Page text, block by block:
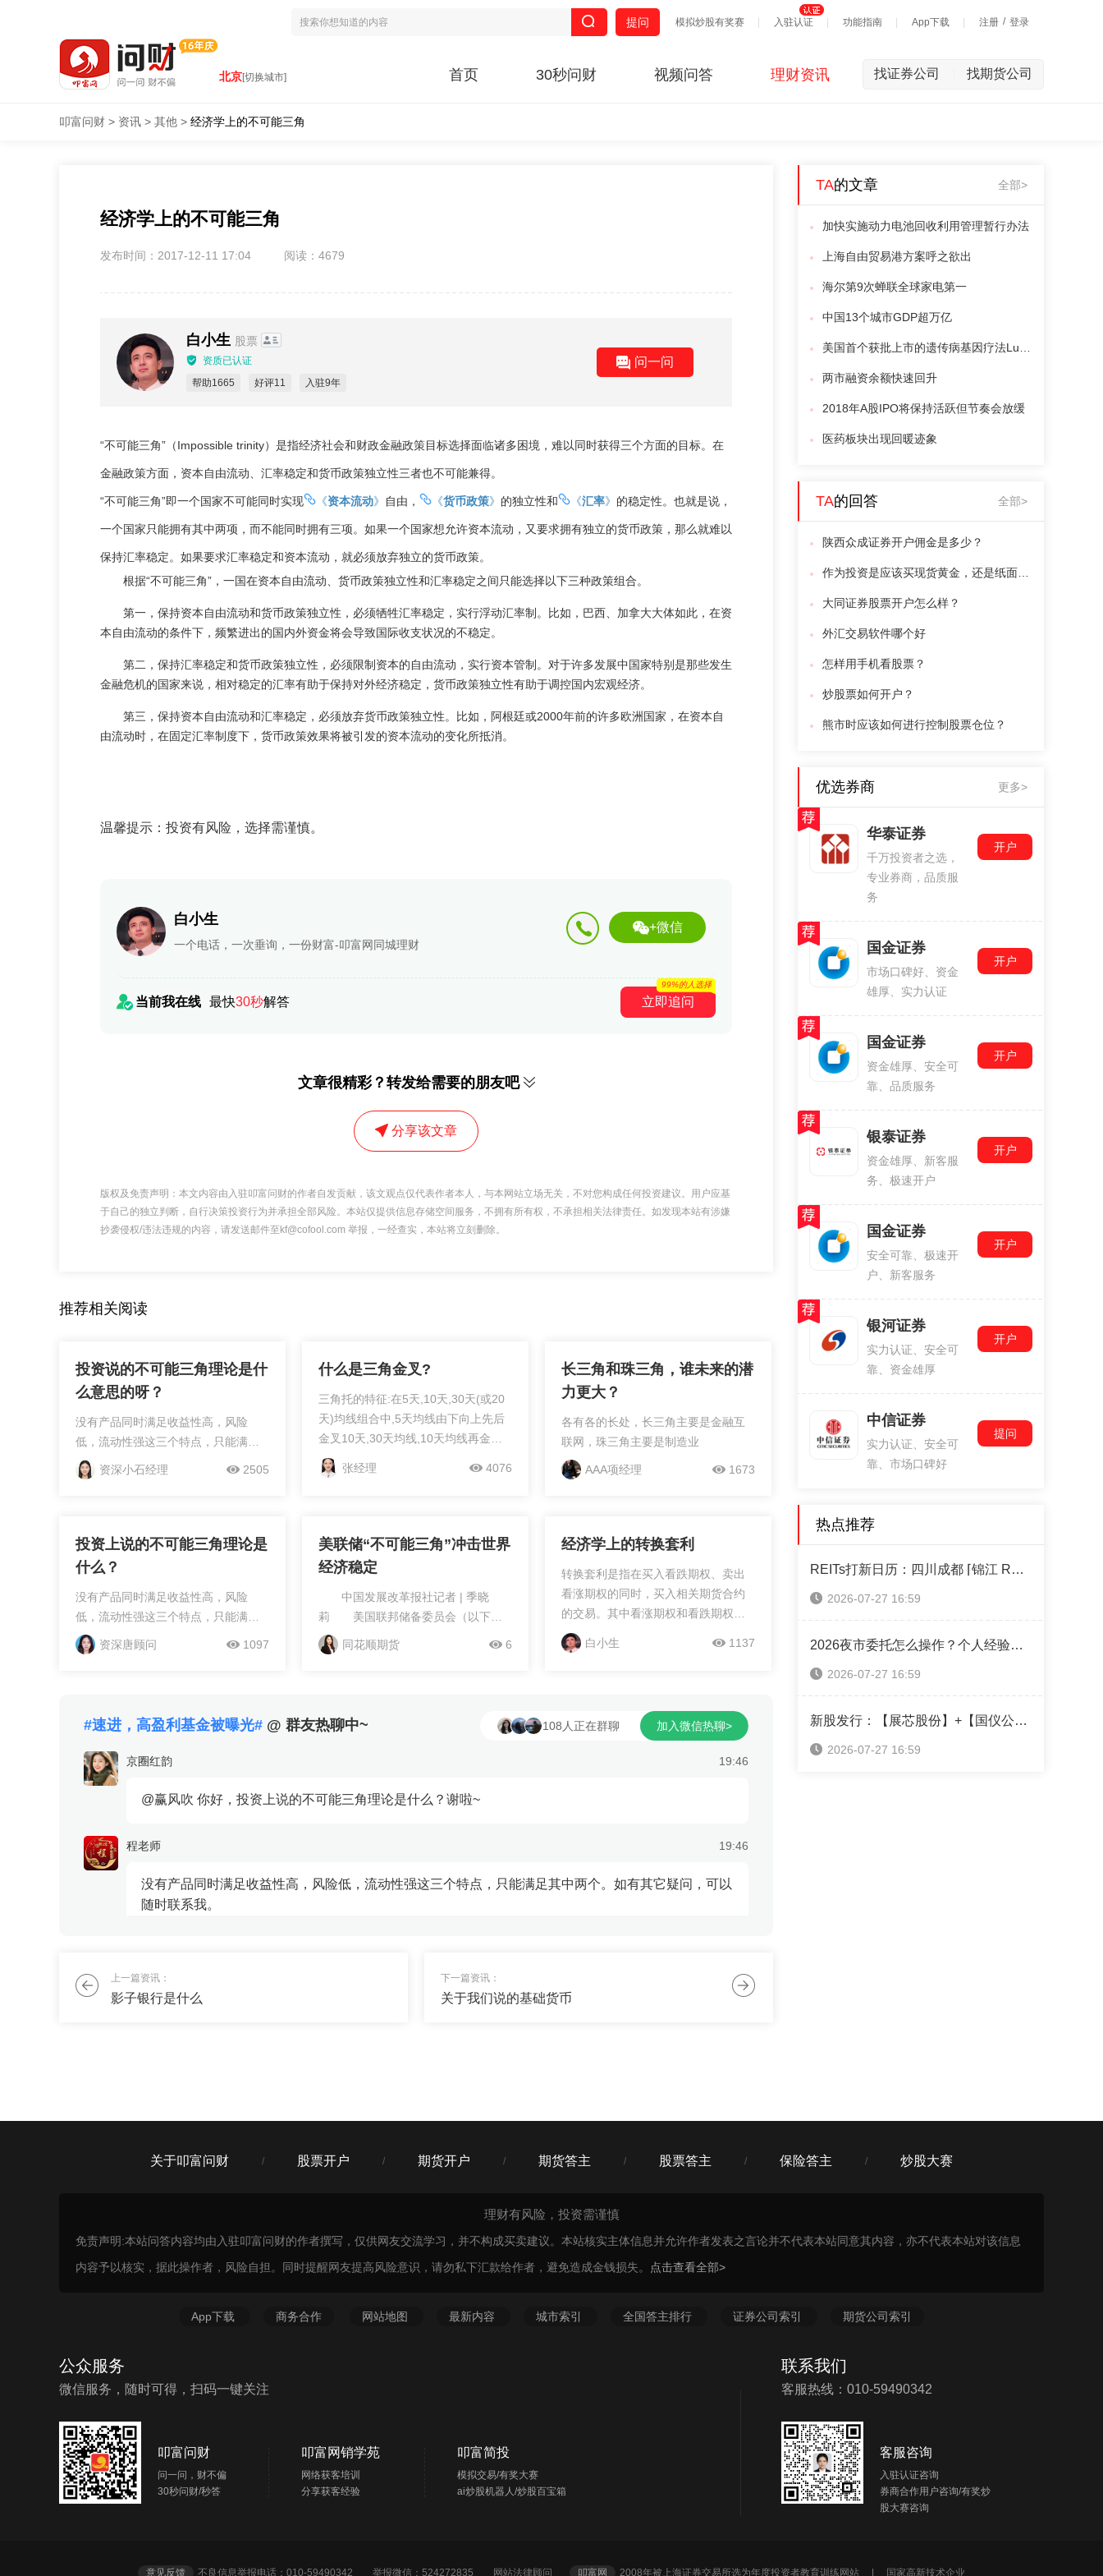
模拟炒股有奖赛 入驻认证 功能指南 App下载 注册 / 登录
提问
北京[切换城市] 首页 30秒问财 视频问答 理财资讯 找证券公司 找期货公司
叩富问财 > 资讯 > 其他 > 经济学上的不可能三角
经济学上的不可能三角
发布时间：2017-12-11 17:04 阅读：4679
白小生 股票
资质已认证
帮助1665
好评11 入驻9年
问一问
“不可能三角”（Impossible trinity）是指经济社会和财政金融政策目标选择面临诸多困境，难以同时获得三个方面的目标。在
金融政策方面，资本自由流动、汇率稳定和货币政策独立性三者也不可能兼得。
“不可能三角”即一个国家不可能同时实现 《资本流动》 自由， 《货币政策》 的独立性和 《汇率》 的稳定性。也就是说，
一个国家只能拥有其中两项，而不能同时拥有三项。如果一个国家想允许资本流动，又要求拥有独立的货币政策，那么就难以
保持汇率稳定。如果要求汇率稳定和资本流动，就必须放弃独立的货币政策。
根据“不可能三角”，一国在资本自由流动、货币政策独立性和汇率稳定之间只能选择以下三种政策组合。
第一，保持资本自由流动和货币政策独立性，必须牺牲汇率稳定，实行浮动汇率制。比如，巴西、加拿大大体如此，在资
本自由流动的条件下，频繁进出的国内外资金将会导致国际收支状况的不稳定。
第二，保持汇率稳定和货币政策独立性，必须限制资本的自由流动，实行资本管制。对于许多发展中国家特别是那些发生
金融危机的国家来说，相对稳定的汇率有助于保持对外经济稳定，货币政策独立性有助于调控国内宏观经济。
第三，保持资本自由流动和汇率稳定，必须放弃货币政策独立性。比如，阿根廷或2000年前的许多欧洲国家，在资本自
由流动时，在固定汇率制度下，货币政策效果将被引发的资本流动的变化所抵消。
温馨提示：投资有风险，选择需谨慎。
白小生
一个电话，一次垂询，一份财富-叩富网同城理财
+微信
当前我在线 最快30秒解答 立即追问
99%的人选择
文章很精彩？转发给需要的朋友吧
分享该文章
版权及免责声明：本文内容由入驻叩富问财的作者自发贡献，该文观点仅代表作者本人，与本网站立场无关，不对您构成任何投资建议。用户应基
于自己的独立判断，自行决策投资行为并承担全部风险。本站仅提供信息存储空间服务，不拥有所有权，不承担相关法律责任。如发现本站有涉嫌
抄袭侵权/违法违规的内容，请发送邮件至kf@cofool.com 举报，一经查实，本站将立刻删除。
推荐相关阅读
投资说的不可能三角理论是什
么意思的呀？
没有产品同时满足收益性高，风险
低，流动性强这三个特点，只能满足
其中两个。如有其它疑问，可以随时
联系我。
资深小石经理 2505
什么是三角金叉?
三角托的特征:在5天,10天,30天(或20
天)均线组合中,5天均线由下向上先后
金叉10天,30天均线,10天均线再金叉
30天均线
张经理 4076
长三角和珠三角，谁未来的潜
力更大？
各有各的长处，长三角主要是金融互
联网，珠三角主要是制造业
AAA项经理 1673
投资上说的不可能三角理论是
什么？
没有产品同时满足收益性高，风险
低，流动性强这三个特点，只能满足
其中两个。如有其它疑问，可以随时
联系我。
资深唐顾问 1097
美联储“不可能三角”冲击世界
经济稳定
中国发展改革报社记者 | 季晓
莉 美国联邦储备委员会（以下简
称“美联储”）近日决定维持联邦基金利
率目标区间不变，但罕见遭遇3票反
且低于市场预期。在财政赤字持续扩
大、通胀压力难以消退、债务负担不
一矛盾局面不仅影响美国自身经济走
同花顺期货 6
经济学上的转换套利
转换套利是指在买入看跌期权、卖出
看涨期权的同时，买入相关期货合约
的交易。其中看涨期权和看跌期权的
执行价格和到期日是相同的，相关期
货合约的交割月份与期权合约的到期
合约到期前，当期货价格高于执行价
格时，交易者的空头看涨期权将被履
白小生 1137
#速进，高盈利基金被曝光# @ 群友热聊中~
京圈红韵 19:46
@赢风吹 你好，投资上说的不可能三角理论是什么？谢啦~
程老师 19:46
没有产品同时满足收益性高，风险低，流动性强这三个特点，只能满足其中两个。如有其它疑问，可以
随时联系我。
我最近股票亏了，不想全仓冒险了，能否给我一些稳定收益+搏高收益的产品，我配置一些对冲风险？
108人正在群聊 加入微信热聊>
上一篇资讯：
影子银行是什么
下一篇资讯：
关于我们说的基础货币
TA的文章 全部>
加快实施动力电池回收利用管理暂行办法
上海自由贸易港方案呼之欲出
海尔第9次蝉联全球家电第一
中国13个城市GDP超万亿
两市融资余额快速回升
2018年A股IPO将保持活跃但节奏会放缓
医药板块出现回暖迹象
TA的回答 全部>
陕西众成证券开户佣金是多少？
大同证券股票开户怎么样？
外汇交易软件哪个好
怎样用手机看股票？
炒股票如何开户？
熊市时应该如何进行控制股票仓位？
优选券商 更多>
华泰证券
千万投资者之选，
专业券商，品质服
务
开户
国金证券
市场口碑好、资金
雄厚、实力认证
开户
国金证券
资金雄厚、安全可
靠、品质服务
开户
银泰证券
资金雄厚、新客服
务、极速开户
开户
国金证券
安全可靠、极速开
户、新客服务
开户
银河证券
实力认证、安全可
靠、资金雄厚
开户
中信证券
实力认证、安全可
靠、市场口碑好
提问
热点推荐
REITs打新日历：四川成都 ⌈锦江 REIT⌋ 本周四售！（附认购操作指南）
2026-07-27 16:59
2026夜市委托怎么操作？个人经验攻略全分享
2026-07-27 16:59
新股发行：【展芯股份】+【国仪公司】+【超纯应材】本周可申购！（附打新神器）
2026-07-27 16:59
关于叩富问财 / 股票开户 / 期货开户 / 期货答主 / 股票答主 / 保险答主 / 炒股大赛
理财有风险，投资需谨慎
免责声明:本站问答内容均由入驻叩富问财的作者撰写，仅供网友交流学习，并不构成买卖建议。本站核实主体信息并允许作者发表之言论并不代表本站同意其内容，亦不代表本站对该信息
内容予以核实，据此操作者，风险自担。同时提醒网友提高风险意识，请勿私下汇款给作者，避免造成金钱损失。
点击查看全部>
App下载 商务合作 网站地图 最新内容 城市索引 全国答主排行 证券公司索引 期货公司索引
公众服务
微信服务，随时可得，扫码一键关注
叩富问财
问一问，财不偏
30秒问财/秒答
叩富网销学苑
网络获客培训
分享获客经验
叩富简投
模拟交易/有奖大赛
ai炒股机器人/炒股百宝箱
联系我们
客服热线：010-59490342
客服咨询
入驻认证咨询
券商合作用户咨询/有奖炒
股大赛咨询
意见反馈 不良信息举报电话：010-59490342 举报微信：524272835 网站法律顾问 叩富网 2008年被上海证券交易所选为年度投资者教育训练网站 | 国家高新技术企业